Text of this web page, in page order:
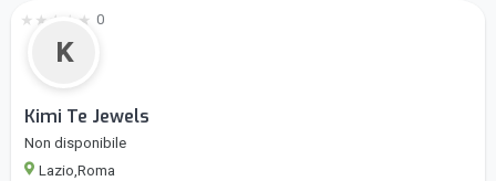
K
★ ★ ★ ★ ★ 0
Kimi Te Jewels
Non disponibile
Lazio,Roma